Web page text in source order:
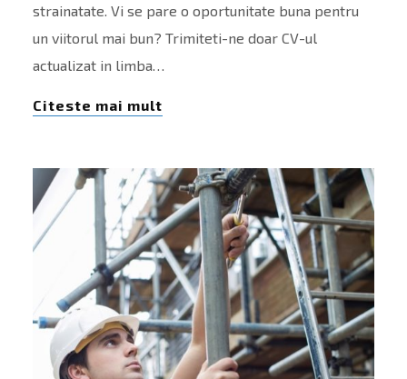
strainatate. Vi se pare o oportunitate buna pentru
un viitorul mai bun? Trimiteti-ne doar CV-ul
actualizat in limba…
Citeste mai mult